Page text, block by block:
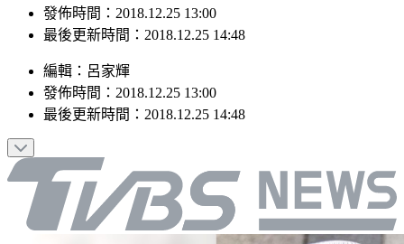
最後更新時間：2018.12.25 14:48
發佈時間：2018.12.25 13:00
最後更新時間：2018.12.25 14:48